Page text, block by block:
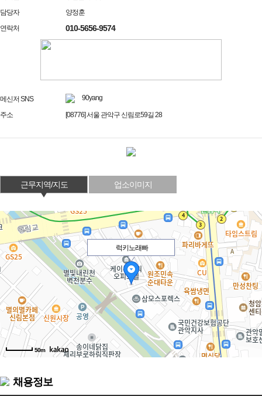
담당자
양정훈
연락처
010-5656-9574
메신저 SNS 90yang
주소 [08776] 서울 관악구 신림로59길 28
근무지역/지도 업소이미지
럭키노래빠
50m
채용정보